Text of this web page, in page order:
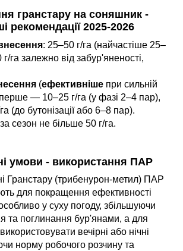
гранстару на соняшник -
рекомендації 2025-2026
: 25–50 г/га (найчастіше 25–
га залежно від забур'яненості,
(ефективніше при сильній
— 10–25 г/га (у фазі 2–4 пар),
(до бутонізації або 6–8 пар).
сезон не більше 50 г/га.
умови - використання ПАР
Гранстару (трибенурон-метил) ПАР
для покращення ефективності
у суху погоду, збільшуючи
та поглинання бур'янами, а для
вечірні або нічні
норму робочого розчину та